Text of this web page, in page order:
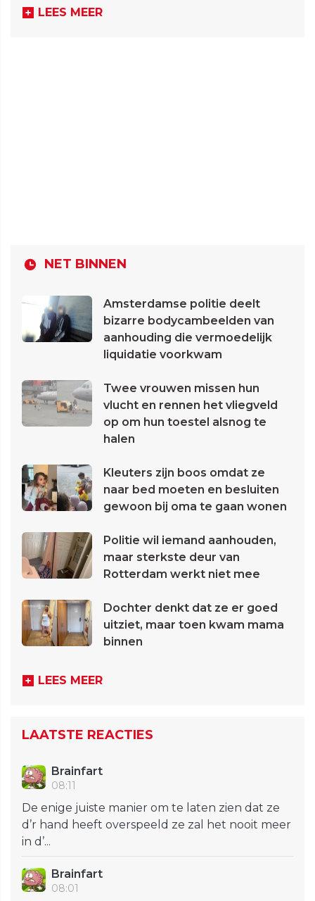
LEES MEER
NET BINNEN
Amsterdamse politie deelt
bizarre bodycambeelden van
aanhouding die vermoedelijk
liquidatie voorkwam
Twee vrouwen missen hun
vlucht en rennen het vliegveld
op om hun toestel alsnog te
halen
Kleuters zijn boos omdat ze
naar bed moeten en besluiten
gewoon bij oma te gaan wonen
Politie wil iemand aanhouden,
maar sterkste deur van
Rotterdam werkt niet mee
Dochter denkt dat ze er goed
uitziet, maar toen kwam mama
binnen
LEES MEER
LAATSTE REACTIES
Brainfart
08:11
De enige juiste manier om te laten zien dat ze
d’r hand heeft overspeeld ze zal het nooit meer
in d’...
Brainfart
08:01